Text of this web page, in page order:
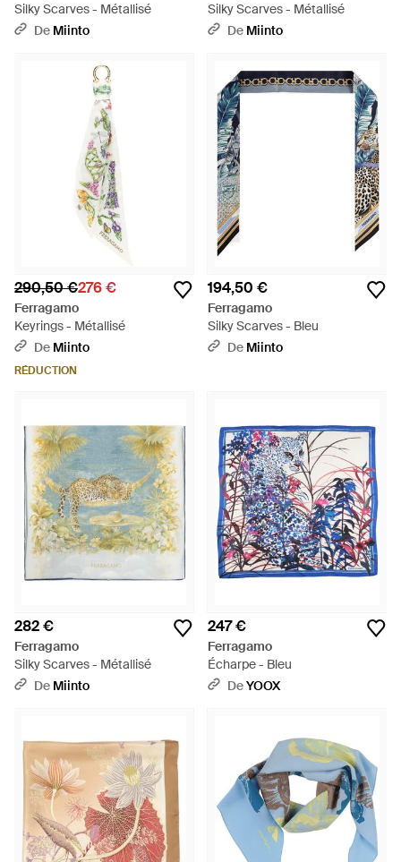
Silky Scarves - Métallisé
De Miinto
Silky Scarves - Métallisé
De Miinto
290,50 €276 €
Ferragamo
Keyrings - Métallisé
De Miinto
RÉDUCTION
194,50 €
Ferragamo
Silky Scarves - Bleu
De Miinto
282 €
Ferragamo
Silky Scarves - Métallisé
De Miinto
247 €
Ferragamo
Écharpe - Bleu
DeYOOX